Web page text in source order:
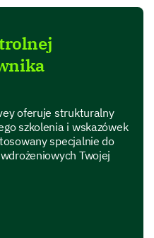
the guidance and
onboarding process.
leader adequately
oferuje strukturalny
szkolenia i wskazówek
specjalnie do
Twojej